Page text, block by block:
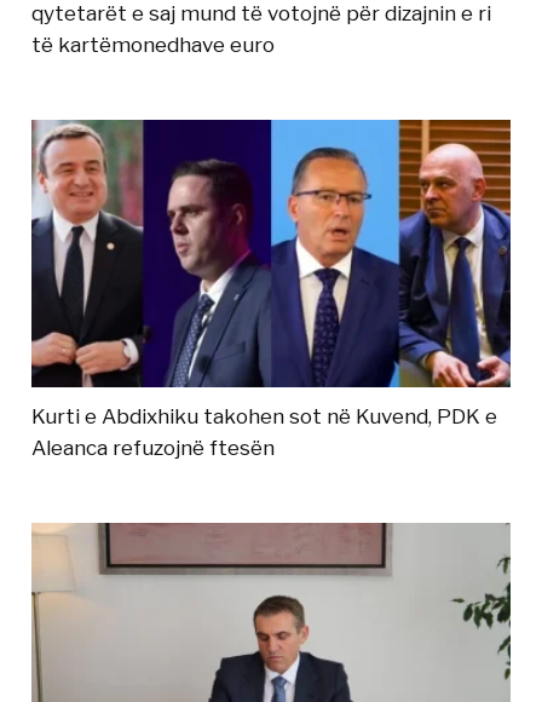
qytetarët e saj mund të votojnë për dizajnin e ri
të kartëmonedhave euro
Kurti e Abdixhiku takohen sot në Kuvend, PDK e
Aleanca refuzojnë ftesën